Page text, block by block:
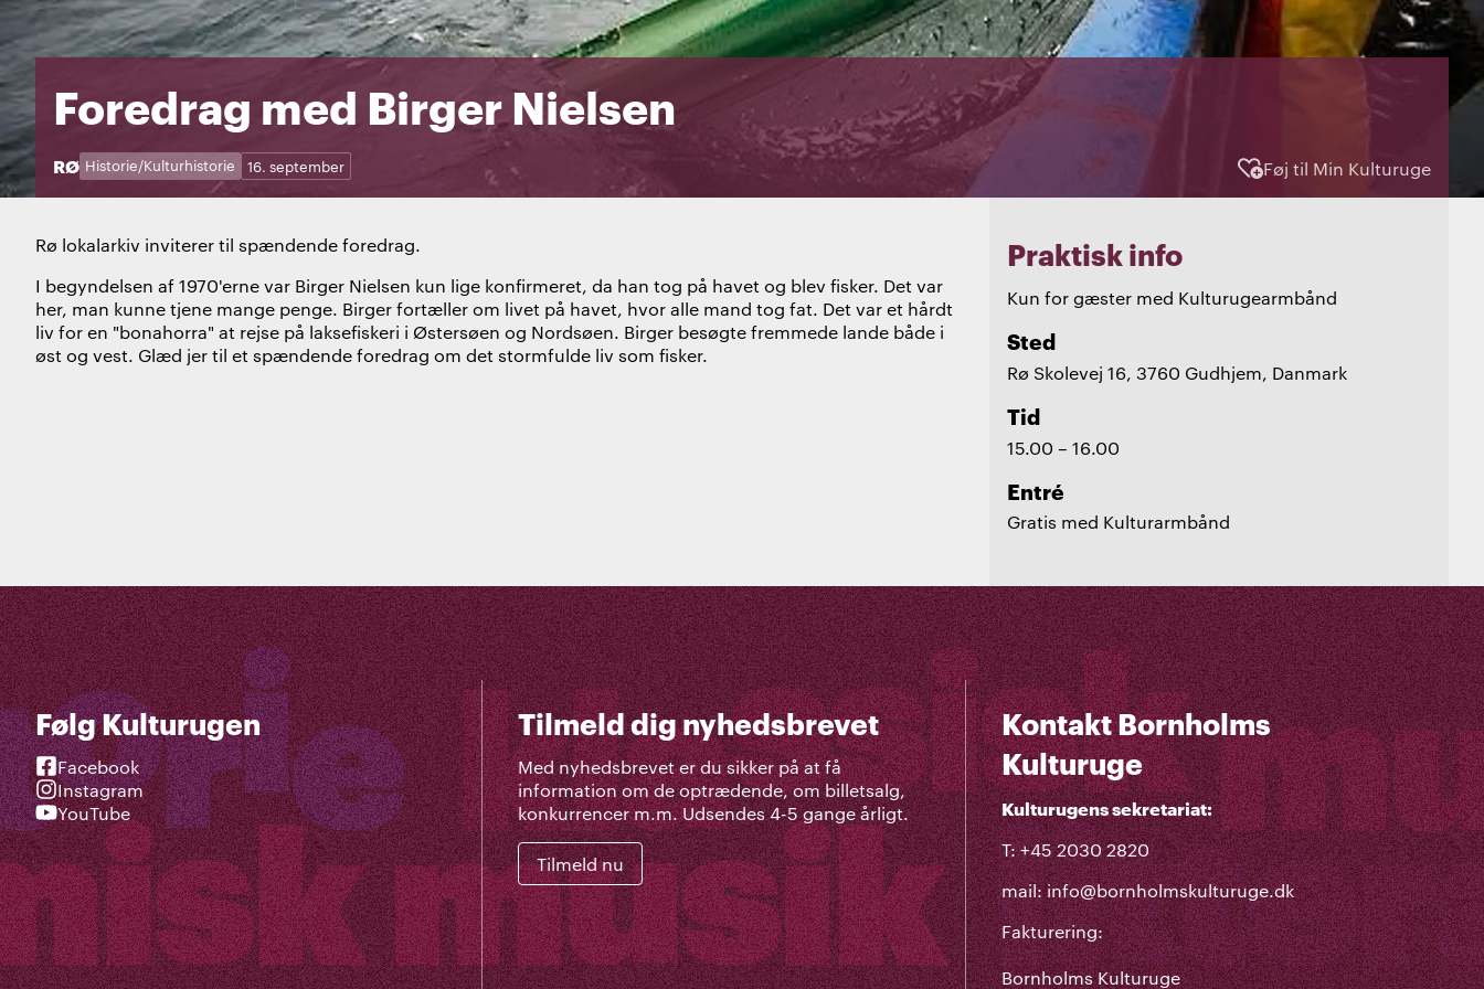
Foredrag med Birger Nielsen
STED:
RØ
Kategorier:
Historie/Kulturhistorie
Dage: 16. september Føj til Min Kulturuge
Rø lokalarkiv inviterer til spændende foredrag.
I begyndelsen af 1970'erne var Birger Nielsen kun lige konfirmeret, da han tog på havet og blev fisker. Det var
her, man kunne tjene mange penge. Birger fortæller om livet på havet, hvor alle mand tog fat. Det var et hårdt
liv for en "bonahorra" at rejse på laksefiskeri i Østersøen og Nordsøen. Birger besøgte fremmede lande både i
øst og vest. Glæd jer til et spændende foredrag om det stormfulde liv som fisker.
Praktisk info
Kun for gæster med Kulturugearmbånd
Sted
Rø Skolevej 16, 3760 Gudhjem, Danmark
Tid
15.00 – 16.00
Entré
Gratis med Kulturarmbånd
Følg Kulturugen
Facebook
Instagram
YouTube
Tilmeld dig nyhedsbrevet
Med nyhedsbrevet er du sikker på at få
information om de optrædende, om billetsalg,
konkurrencer m.m. Udsendes 4-5 gange årligt.
Tilmeld nu
Kontakt Bornholms
Kulturuge
Kulturugens sekretariat:
T: +45 2030 2820
mail:info@bornholmskulturuge.dk
Fakturering:
Bornholms Kulturuge